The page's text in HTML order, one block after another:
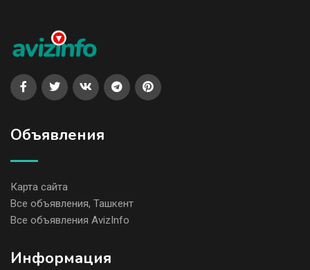
Объявления
Карта сайта
Все объявления, Ташкент
Все объявления AvizInfo
Информация